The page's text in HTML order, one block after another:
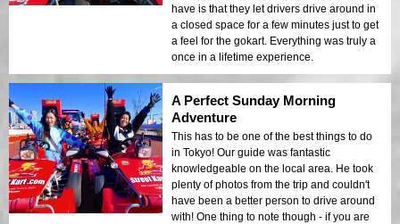
have is that they let drivers drive around in
a closed space for a few minutes just to get
a feel for the gokart. Everything was truly a
once in a lifetime experience.
A Perfect Sunday Morning
Adventure
This has to be one of the best things to do
in Tokyo! Our guide was fantastic
knowledgeable on the local area. He took
plenty of photos from the trip and couldn't
have been a better person to drive around
with! One thing to note though - if you are